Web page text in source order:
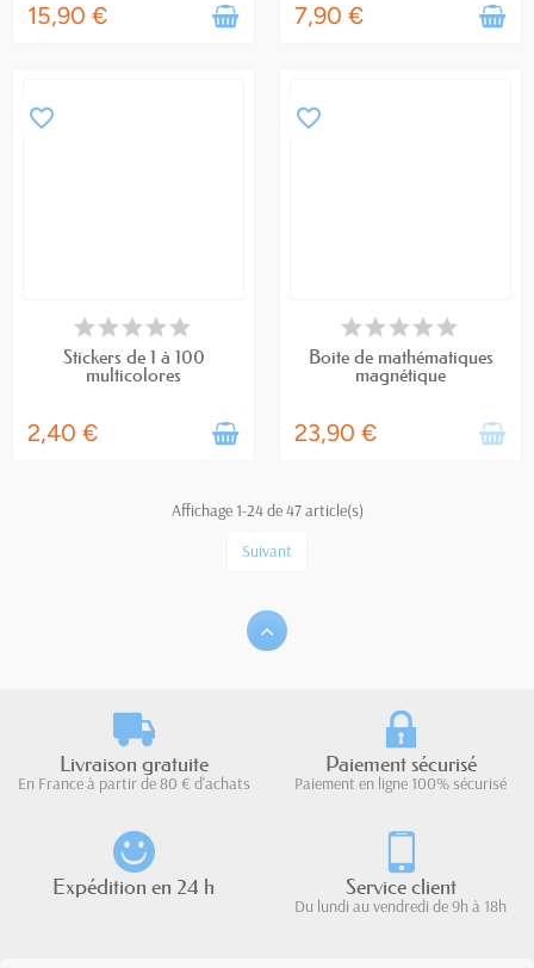
15,90 € 7,90 €
DERNIERS ARTICLES EN STOCK
favorite_border
Stickers de 1 à 100
multicolores
2,40 €
RUPTURE DE STOCK
favorite_border
Boite de mathématiques
magnétique
23,90 €
Affichage 1-24 de 47 article(s)
Suivant
Livraison gratuite
En France à partir de 80 € d'achats
Paiement sécurisé
Paiement en ligne 100% sécurisé
Expédition en 24 h Service client
Du lundi au vendredi de 9h à 18h